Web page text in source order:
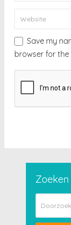
Save my
browser for the
Zoeken